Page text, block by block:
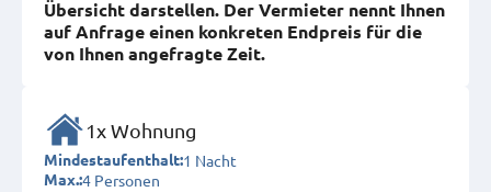
Übersicht darstellen. Der Vermieter nennt Ihnen
auf Anfrage einen konkreten Endpreis für die
von Ihnen angefragte Zeit.
1x Wohnung
Mindestaufenthalt:1 Nacht
Max.:4 Personen